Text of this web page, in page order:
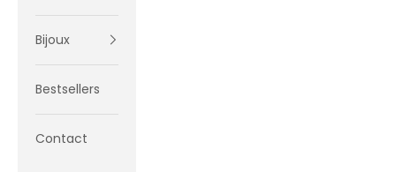
Bijoux
Bestsellers
Contact